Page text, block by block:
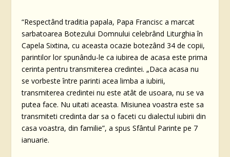
“Respectând traditia papala, Papa Francisc a marcat
sarbatoarea Botezului Domnului celebrând Liturghia în
Capela Sixtina, cu aceasta ocazie botezând 34 de copii,
parintilor lor spunându-le ca iubirea de acasa este prima
cerinta pentru transmiterea credintei. „Daca acasa nu
se vorbeste între parinti acea limba a iubirii,
transmiterea credintei nu este atât de usoara, nu se va
putea face. Nu uitati aceasta. Misiunea voastra este sa
transmiteti credinta dar sa o faceti cu dialectul iubirii din
casa voastra, din familie”, a spus Sfântul Parinte pe 7
ianuarie.